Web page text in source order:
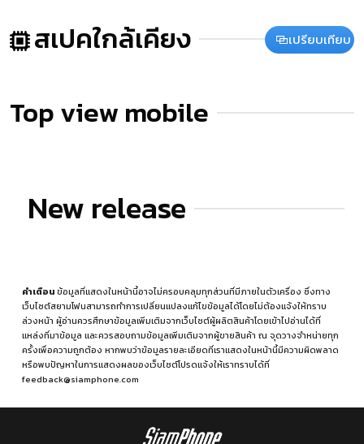
สเปคใกล้เคียง เปรียบเทียบ
Top view mobile
New release
คำเตือนข้อมูลที่แสดงในหน้านี้อาจไม่ครอบคลุมทุกส่วนที่มีภายในตัวเครื่อง ซึ่งทาง
เว็บไซต์สยามโฟนสามารถทำการเปลี่ยนแปลงแก้ไขข้อมูลได้โดยไม่ต้องแจ้งให้ทราบ
ล่วงหน้า ผู้อ่านควรศึกษาข้อมูลเพิ่มเติมจากเว็บไซต์ผู้ผลิตสินค้าโดยเข้าไปอ่านได้ที่
แหล่งที่มาข้อมูล และควรสอบถามข้อมูลเพิ่มเติมจากผู้ขายสินค้า ณ จุดวางจำหน่ายทุก
ครั้งเพื่อความถูกต้อง หากพบว่าข้อมูลรายละเอียดที่เราแสดงในหน้านี้มีความผิดพลาด
หรือพบปัญหาในการแสดงผลของเว็บไซต์โปรดแจ้งให้เราทราบได้ที่
feedback@siamphone.com